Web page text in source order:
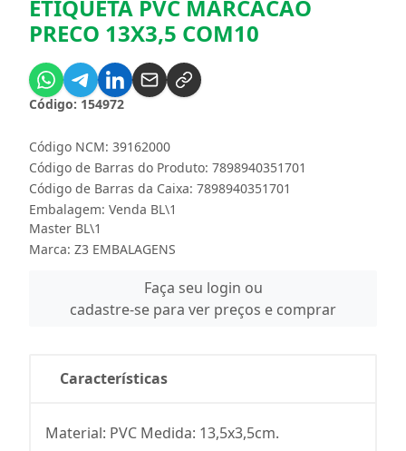
ETIQUETA PVC MARCACAO
PRECO 13X3,5 COM10
Código: 154972
Código NCM: 39162000
Código de Barras do Produto: 7898940351701
Código de Barras da Caixa: 7898940351701
Embalagem: Venda BL\1
Master BL\1
Marca: Z3 EMBALAGENS
Faça seu login ou
cadastre-se para ver preços e comprar
Características
Material: PVC Medida: 13,5x3,5cm.